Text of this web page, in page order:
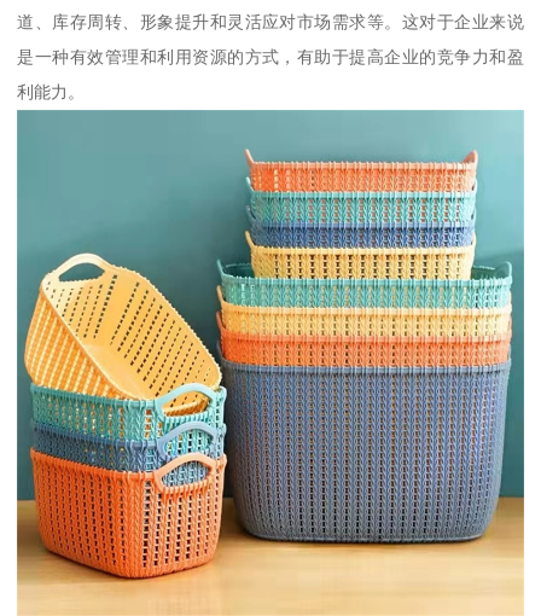
道、库存周转、形象提升和灵活应对市场需求等。这对于企业来说
是一种有效管理和利用资源的方式，有助于提高企业的竞争力和盈
利能力。